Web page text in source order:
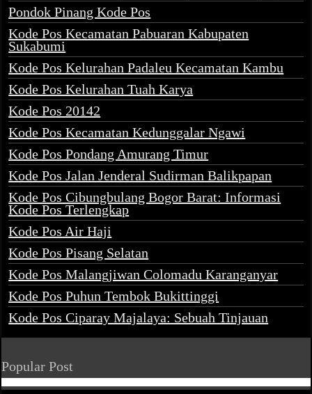
Pondok Pinang Kode Pos
Kode Pos Kecamatan Pabuaran Kabupaten
Sukabumi
Kode Pos Kelurahan Padaleu Kecamatan Kambu
Kode Pos Kelurahan Tuah Karya
Kode Pos 20142
Kode Pos Kecamatan Kedunggalar Ngawi
Kode Pos Pondang Amurang Timur
Kode Pos Jalan Jenderal Sudirman Balikpapan
Kode Pos Cibungbulang Bogor Barat: Informasi
Kode Pos Terlengkap
Kode Pos Air Haji
Kode Pos Pisang Selatan
Kode Pos Malangjiwan Colomadu Karanganyar
Kode Pos Puhun Tembok Bukittinggi
Kode Pos Ciparay Majalaya: Sebuah Tinjauan
Popular Post